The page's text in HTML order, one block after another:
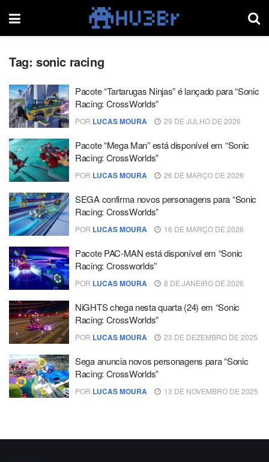
Tag: sonic racing
Pacote “Tartarugas Ninjas” é lançado para “Sonic
Racing: CrossWorlds”
POR LUCAS MOURA 29 DE JULHO DE 2026
Pacote “Mega Man” está disponível em “Sonic
Racing: CrossWorlds”
POR LUCAS MOURA 26 DE MARÇO DE 2026
SEGA confirma novos personagens para “Sonic
Racing: CrossWorlds”
POR LUCAS MOURA 16 DE MARÇO DE 2026
Pacote PAC-MAN está disponível em “Sonic
Racing: Crossworlds”
POR LUCAS MOURA 8 DE JANEIRO DE 2026
NiGHTS chega nesta quarta (24) em “Sonic
Racing: CrossWorlds”
POR LUCAS MOURA 23 DE DEZEMBRO DE 2025
Sega anuncia novos personagens para “Sonic
Racing: CrossWorlds”
POR LUCAS MOURA 13 DE NOVEMBRO DE 2025